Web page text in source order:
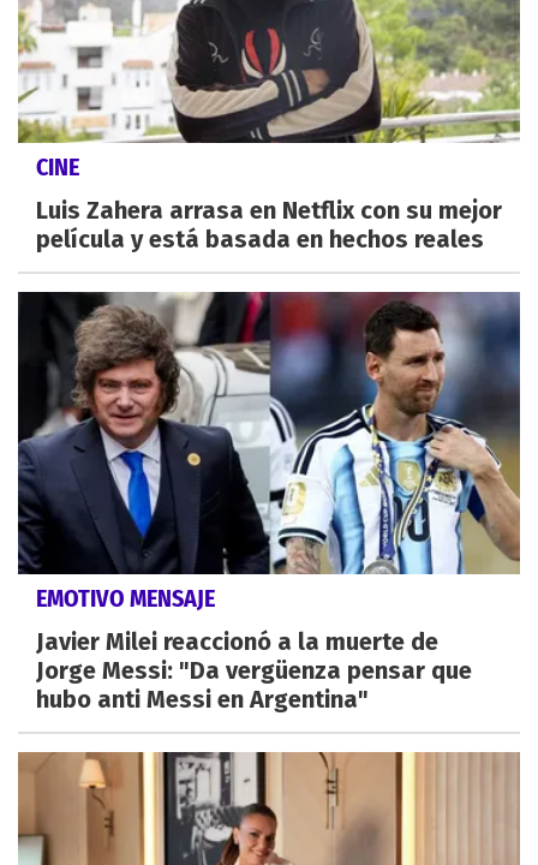
CINE
Luis Zahera arrasa en Netflix con su mejor
película y está basada en hechos reales
EMOTIVO MENSAJE
Javier Milei reaccionó a la muerte de
Jorge Messi: "Da vergüenza pensar que
hubo anti Messi en Argentina"